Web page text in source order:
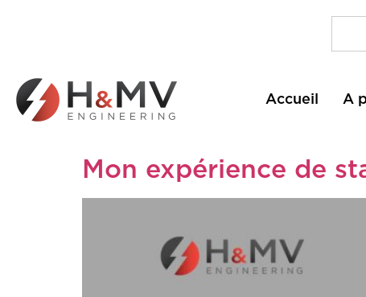
Accueil A
Mon expérience de